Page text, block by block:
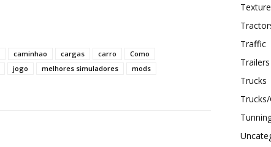
caminhao cargas carro
Como
jogo melhores simuladores
mods
Traffic
Trailers
Trucks